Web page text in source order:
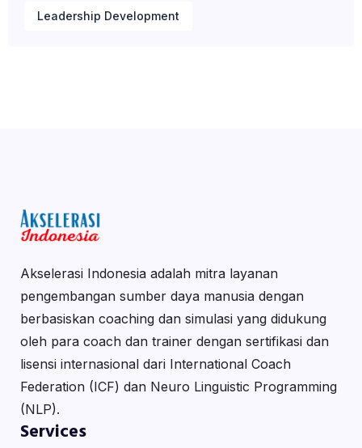
Leadership Development
Akselerasi Indonesia adalah mitra layanan
pengembangan sumber daya manusia dengan
berbasiskan coaching dan simulasi yang didukung
oleh para coach dan trainer dengan sertifikasi dan
lisensi internasional dari International Coach
Federation (ICF) dan Neuro Linguistic Programming
(NLP).
Services